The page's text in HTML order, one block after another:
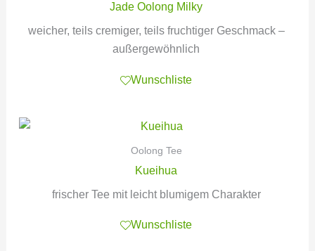
Jade Oolong Milky
weicher, teils cremiger, teils fruchtiger Geschmack –
außergewöhnlich
Wunschliste
Oolong Tee
Kueihua
frischer Tee mit leicht blumigem Charakter
Wunschliste